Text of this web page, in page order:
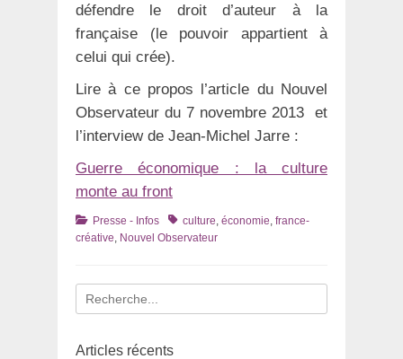
défendre le droit d’auteur à la
française (le pouvoir appartient à
celui qui crée).
Lire à ce propos l’article du Nouvel
Observateur du 7 novembre 2013 et
l’interview de Jean-Michel Jarre :
Guerre économique : la culture
monte au front
Catégories
Presse - Infos Tagsculture, économie, france-
créative, Nouvel Observateur
Recherche
pour
Articles récents